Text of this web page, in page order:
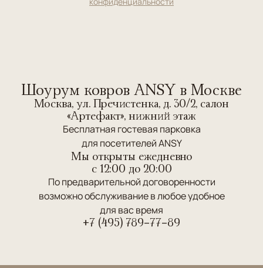
Шоурум ковров ANSY в Москве
Москва, ул. Пречистенка, д. 30/2, салон
«Артефакт», нижний этаж
Бесплатная гостевая парковка
для посетителей ANSY
Мы открыты ежедневно
c 12:00 до 20:00
По предварительной договоренности
возможно обслуживание в любое удобное
для вас время
+7 (495) 789-77-89